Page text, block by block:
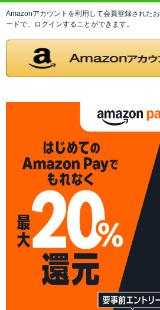
Amazonアカウントを利用して会員登録された
ードで、ログインすることができます。